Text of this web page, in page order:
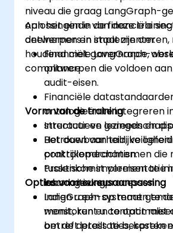
niveau die graag LangGraph-
oplossingen in de financiële
ontwerpen en implementeren,
houdend met governance,
compliance.
Aan het einde van deze
deelnemers in staat zijn om:
Financiële LangGraph-
ontwerpen die voldoen
audit-eisen.
Financiële
ontologieën te integreren
structuur en
Betrouwbaarheid,
controlemechanismen die
tussenkomst vereisen te
voor kritieke processen.
LangGraph-systemen te
monitoren en te
betreft prestaties, kosten
Vorm van de training
Interactieve lezingen en
Het doen van talrijke
praktijkopdrachten.
Praktische implementatie
labomgeving.
Opties voor cursusaanpassing
Indien u een op maat
wenst, kunt u contact met
om de details te